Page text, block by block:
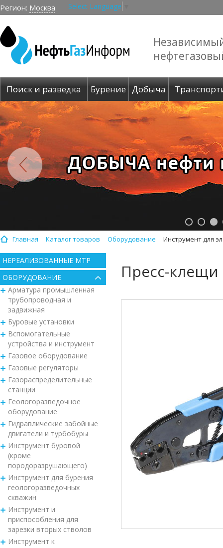
Регион: Москва Select Language
Поиск и разведка Бурение Добыча
Главная Каталог товаров Оборудование Инструмент для
НЕРЕАЛИЗОВАННЫЕ МТР
ОБОРУДОВАНИЕ
Арматура промышленная
трубопроводная и
задвижная
Буровые установки
Вспомогательные
устройства и инструмент
Газовое оборудование
Газовые регуляторы
Газораспределительные
станции
Геологоразведочное
оборудование
Гидравлические забойные
двигатели и турбобуры
Инструмент буровой
(кроме
породоразрушающего)
Инструмент для бурения
геологоразведочных
скважин
Инструмент и
приспособления для
зарезки вторых стволов
Инструмент к
Пресс-клещи